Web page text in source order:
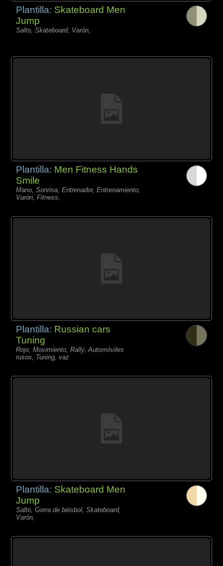
Plantilla: Skateboard Men
Jump
Salto, Skateboard, Varón,
Plantilla: Men Fitness Hands
Smile
Mano, Sonrisa, Entrenador, Entrenamiento,
Varón, Fitness,
Plantilla: Russian cars
Tuning
Rojo, Movimiento, Rally, Automóviles
rusos, Tuning, vaz
Plantilla: Skateboard Men
Jump
Salto, Gorra de béisbol, Skateboard,
Varón,